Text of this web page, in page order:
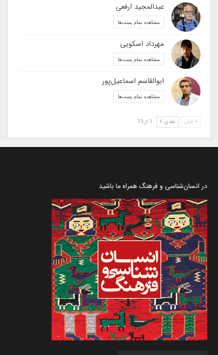
عبدالمجید ارفعی
مشاهده تمام پست‌ها
مهرداد اسکویی
مشاهده تمام پست‌ها
ابوالقاسم اسماعیل‌پور
مشاهده تمام پست‌ها
قبلی بعدی
در انسان‌شناسی و فرهنگ همراه ما باشید